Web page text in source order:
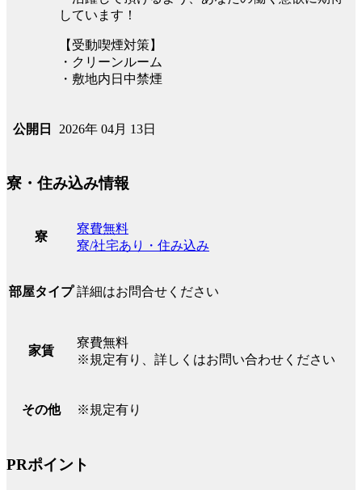
しています！
【受動喫煙対策】
・クリーンルーム
・敷地内日中禁煙
公開日 2026年 04月 13日
寮・住み込み情報
寮
寮費無料
寮/社宅あり・住み込み
部屋タイプ 詳細はお問合せください
家賃
寮費無料
※規定有り、詳しくはお問い合わせください
その他 ※規定有り
PRポイント